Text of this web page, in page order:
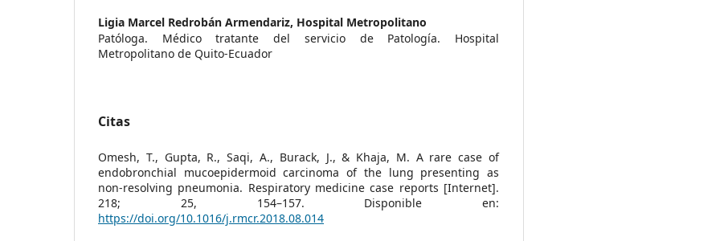
Ligia Marcel Redrobán Armendariz, Hospital Metropolitano
Patóloga. Médico tratante del servicio de Patología. Hospital
Metropolitano de Quito-Ecuador
Citas
Omesh, T., Gupta, R., Saqi, A., Burack, J., & Khaja, M. A rare case of
endobronchial mucoepidermoid carcinoma of the lung presenting as
non-resolving pneumonia. Respiratory medicine case reports [Internet].
218; 25, 154–157. Disponible en:
https://doi.org/10.1016/j.rmcr.2018.08.014